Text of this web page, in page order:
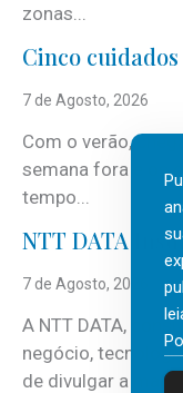
zonas...
Cinco
7 de Agosto, 2026
Com o verão,
semana fora e os
tempo...
NTT DATA
7 de Agosto, 2026
A NTT DATA,
negócio,
de divulgar a mais